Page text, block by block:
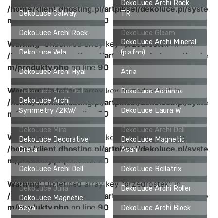
/home/klient.dhosting.pl/artpiksel/dekoluce.pl/syste
m/produkty.phpon line90
Warning: Undefined array key "przedrostek" in
/home/klient.dhosting.pl/artpiksel/dekoluce.pl/syste
m/produkty.phpon line90
Warning: Undefined array key "przedrostek" in
/home/klient.dhosting.pl/artpiksel/dekoluce.pl/syste
m/produkty.phpon line 90
Warning : Undefined array key "przedrostek" in
/home/klient.dhosting.pl/artpiksel/dekoluce.pl/syste
m/produkty.phpon line90
Warning: Undefined array key "przedrostek" in
/home/klient.dhosting.pl/artpiksel/dekoluce.pl/syste
m/produkty.php on line 90
DekoLuce Galway
DekoLuce Archi Rock
TR
DekoLuce Archi Rock DekoLuce Gleam
DekoLuce Vela
DekoLuce Archi Mineral
(plafon)
DekoLuce Archi Hyal Atria
DekoLuce Archi Dell
DekoLuce Adrianna
DekoLuce Archi
Symmetry /2KW/
DekoLuce Laura W
DekoLuce Mira
DekoLuce Archi Dell
DekoLuce Decorative
Greta
DekoLuce Magnetic
Asahi
DekoLuce Archi Dell DekoLuce Bellatrix
DekoLuce Julia
DekoLuce Archi Roller
DekoLuce Magnetic
Seya
DekoLuce Archi Block